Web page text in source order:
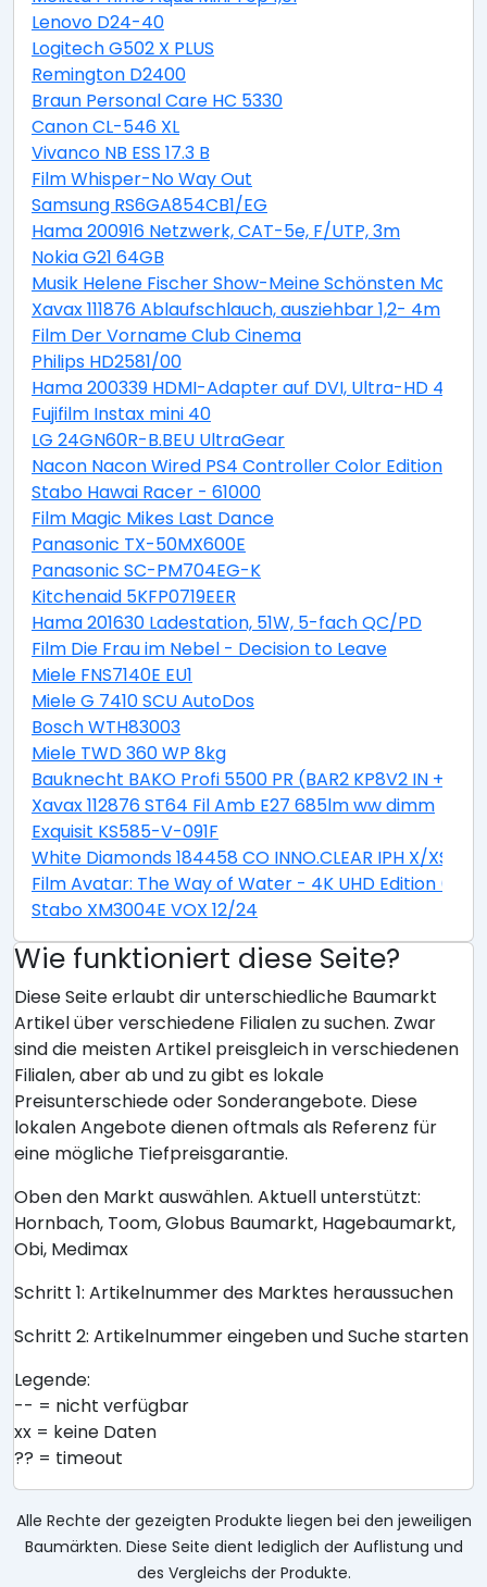
Lenovo D24-40
Logitech G502 X PLUS
Remington D2400
Braun Personal Care HC 5330
Canon CL-546 XL
Vivanco NB ESS 17.3 B
Film Whisper-No Way Out
Samsung RS6GA854CB1/EG
Hama 200916 Netzwerk, CAT-5e, F/UTP, 3m
Nokia G21 64GB
Musik Helene Fischer Show-Meine Schönsten
Xavax 111876 Ablaufschlauch, ausziehbar 1,2- 4m
Film Der Vorname Club Cinema
Philips HD2581/00
Hama 200339 HDMI-Adapter auf DVI, Ultra-HD 4K
Fujifilm Instax mini 40
LG 24GN60R-B.BEU UltraGear
Nacon Nacon Wired PS4 Controller Color Edition blue
Stabo Hawai Racer - 61000
Film Magic Mikes Last Dance
Panasonic TX-50MX600E
Panasonic SC-PM704EG-K
Kitchenaid 5KFP0719EER
Hama 201630 Ladestation, 51W, 5-fach QC/PD
Film Die Frau im Nebel - Decision to Leave
Miele FNS7140E EU1
Miele G 7410 SCU AutoDos
Bosch WTH83003
Miele TWD 360 WP 8kg
Bauknecht BAKO Profi 5500 PR (BAR2 KP8V2 IN +
Xavax 112876 ST64 Fil Amb E27 685lm ww dimm
Exquisit KS585-V-091F
White Diamonds 184458 CO INNO.CLEAR IPH X/XS
Film Avatar: The Way of Water - 4K UHD Edition
Stabo XM3004E VOX 12/24
Wie funktioniert diese Seite?
Diese Seite erlaubt dir unterschiedliche Baumarkt
Artikel über verschiedene Filialen zu suchen. Zwar
sind die meisten Artikel preisgleich in verschiedenen
Filialen, aber ab und zu gibt es lokale
Preisunterschiede oder Sonderangebote. Diese
lokalen Angebote dienen oftmals als Referenz für
eine mögliche Tiefpreisgarantie.
Oben den Markt auswählen. Aktuell unterstützt:
Hornbach, Toom, Globus Baumarkt, Hagebaumarkt,
Obi, Medimax
Schritt 1: Artikelnummer des Marktes heraussuchen
Schritt 2: Artikelnummer eingeben und Suche starten
Legende:
-- = nicht verfügbar
xx = keine Daten
?? = timeout
Alle Rechte der gezeigten Produkte liegen bei den jeweiligen
Baumärkten. Diese Seite dient lediglich der Auflistung und
des Vergleichs der Produkte.